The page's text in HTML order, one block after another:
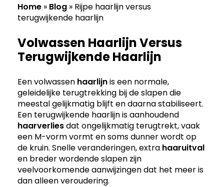
Home » Blog » Rijpe haarlijn versus
terugwijkende haarlijn
Volwassen Haarlijn Versus
Terugwijkende Haarlijn
Een volwassen haarlijnis een normale,
geleidelijke terugtrekking bij de slapen die
meestal gelijkmatig blijft en daarna stabiliseert.
Een terugwijkende haarlijn is aanhoudend
haarverliesdat ongelijkmatig terugtrekt, vaak
een M-vorm vormt en soms dunner wordt op
de kruin. Snelle veranderingen, extra haaruitval
en breder wordende slapen zijn
veelvoorkomende aanwijzingen dat het meer is
dan alleen veroudering.